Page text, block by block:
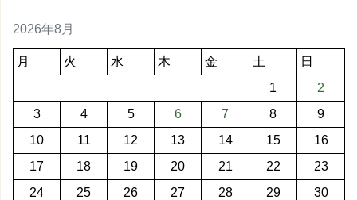
2026年8月
月 火 水 木 金 土
日
1
2
3
4 5 6 7 8
9
10
11 12 13 14 15
16
17
18 19 20 21 22
23
24
25 26 27 28 29
30